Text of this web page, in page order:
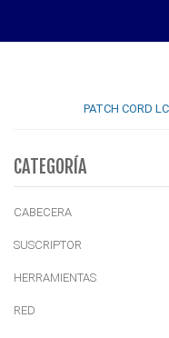
PATCH CORD
CATEGORÍA
CABECERA
SUSCRIPTOR
HERRAMIENTAS
RED